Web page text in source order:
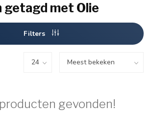
getagd met Olie
Filters
gevonden!